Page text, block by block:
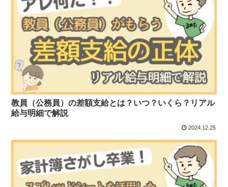
教員（公務員）の差額支給とは？いつ？いくら？リアル
給与明細で解説
2024.12.25